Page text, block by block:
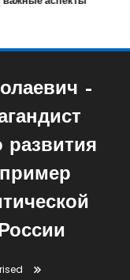
–
развития